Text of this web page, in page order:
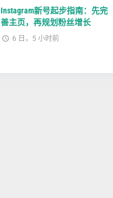
Instagram新号起步指南：先完
善主页，再规划粉丝增长
6 日，5 小时前